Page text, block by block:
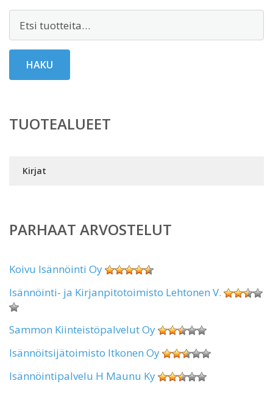
HAKU
TUOTEALUEET
Kirjat
PARHAAT ARVOSTELUT
Koivu Isännöinti Oy
Isännöinti- ja Kirjanpitotoimisto Lehtonen V.
Sammon Kiinteistöpalvelut Oy
Isännöitsijätoimisto Itkonen Oy
Isännöintipalvelu H Maunu Ky